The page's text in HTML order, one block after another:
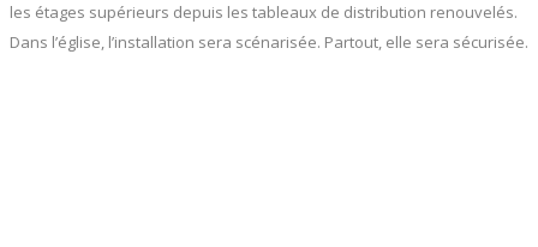
les étages supérieurs depuis les tableaux de distribution renouvelés.
Dans l’église, l’installation sera scénarisée. Partout, elle sera sécurisée.